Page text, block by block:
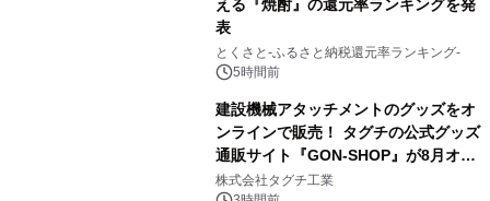
える『焼酎』の還元率ランキングを発
表
とくさと-ふるさと納税還元率ランキング-
5時間前
建設機械アタッチメントのグッズをオ
ンラインで販売！ タグチの公式グッズ
通販サイト『GON-SHOP』が8月オー
プン
株式会社タグチ工業